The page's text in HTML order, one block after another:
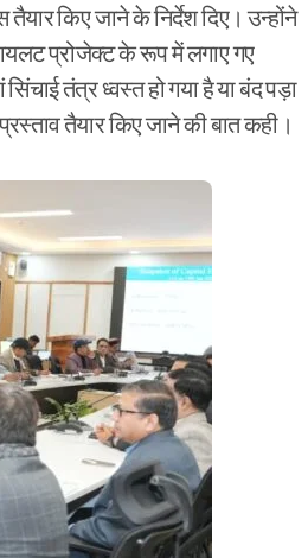
किए जाने के निर्देश दिए। उन्होंने
प्रोजेक्ट के रूप में लगाए गए
तंत्र ध्वस्त हो गया है या बंद पड़ा
तैयार किए जाने की बात कही।